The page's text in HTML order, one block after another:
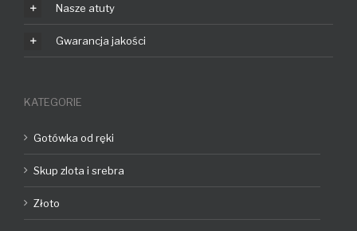
Nasze atuty
Gwarancja jakości
KATEGORIE
Gotówka od ręki
Skup zlota i srebra
Złoto